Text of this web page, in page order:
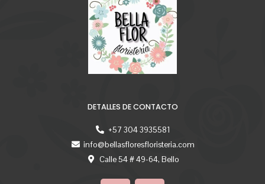
DETALLES DE CONTACTO
+57 304 3935581
info@bellasfloresfloristeria.com
Calle 54 # 49-64, Bello